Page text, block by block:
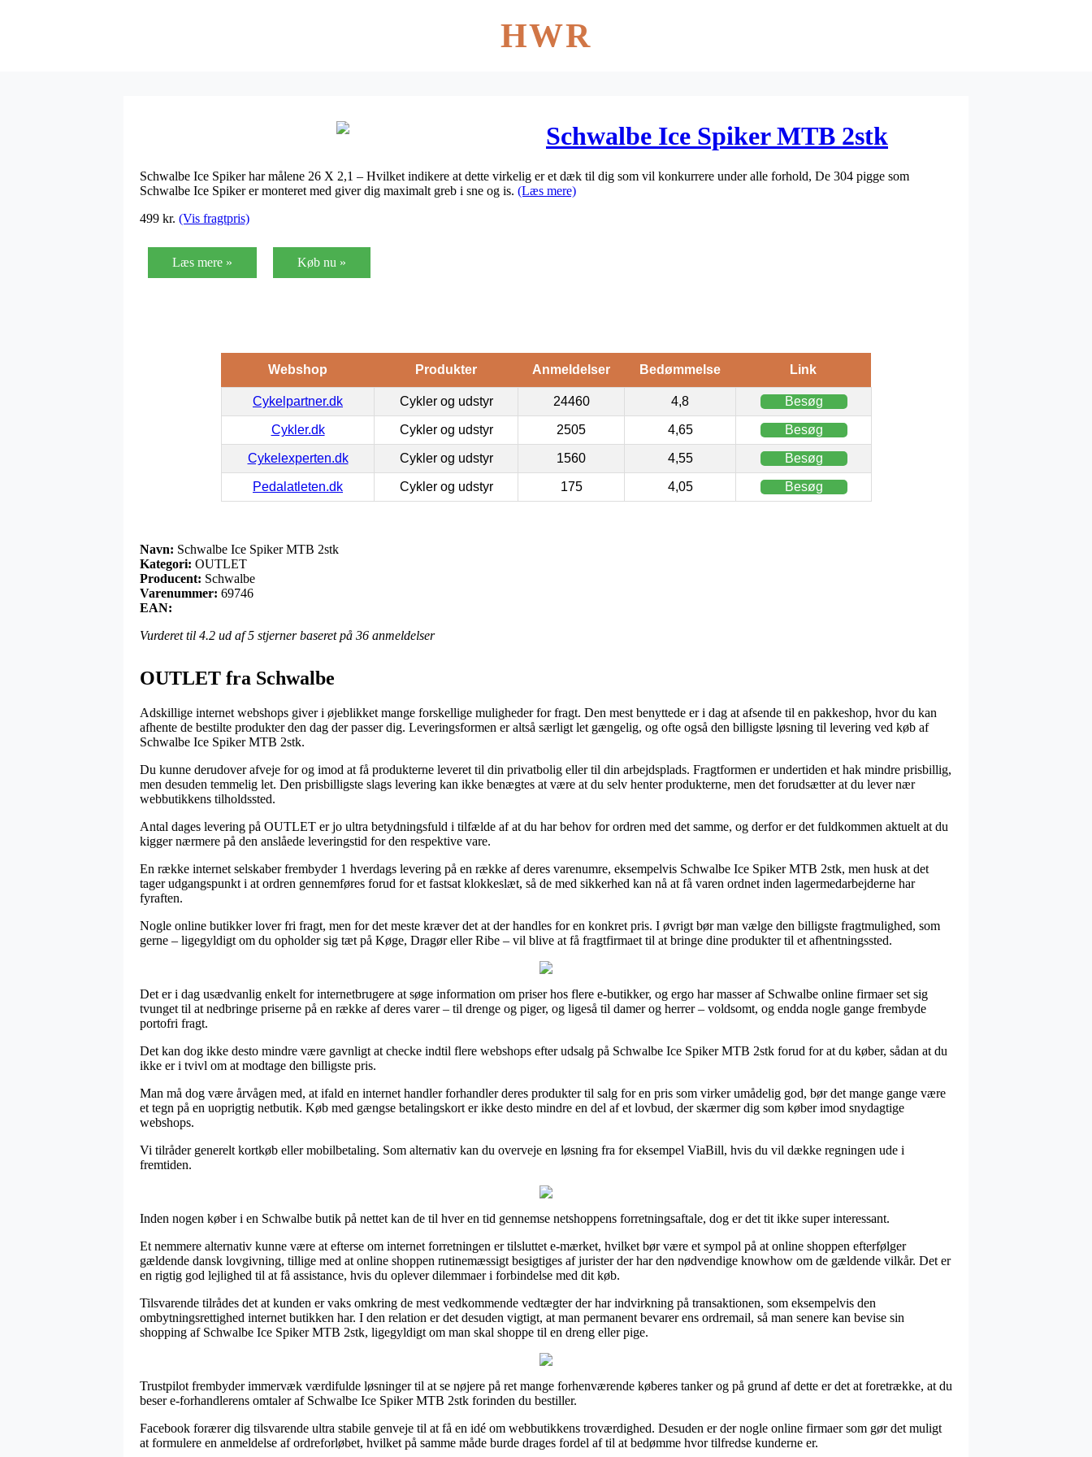
HWR
Schwalbe Ice Spiker MTB 2stk
Schwalbe Ice Spiker har målene 26 X 2,1 – Hvilket indikere at dette virkelig er et dæk til dig som vil konkurrere under alle forhold, De 304 pigge som
Schwalbe Ice Spiker er monteret med giver dig maximalt greb i sne og is. (Læs mere)
499 kr. (Vis fragtpris)
Læs mere » Køb nu »
Webshop Produkter Anmeldelser Bedømmelse Link
Cykelpartner.dk Cykler og udstyr 24460 4,8 Besøg
Cykler.dk Cykler og udstyr 2505 4,65 Besøg
Cykelexperten.dk Cykler og udstyr 1560 4,55 Besøg
Pedalatleten.dk Cykler og udstyr 175 4,05 Besøg
Navn: Schwalbe Ice Spiker MTB 2stk
Kategori: OUTLET
Producent: Schwalbe
Varenummer: 69746
EAN:
Vurderet til 4.2 ud af 5 stjerner baseret på 36 anmeldelser
OUTLET fra Schwalbe
Adskillige internet webshops giver i øjeblikket mange forskellige muligheder for fragt. Den mest benyttede er i dag at afsende til en pakkeshop, hvor du kan
afhente de bestilte produkter den dag der passer dig. Leveringsformen er altså særligt let gængelig, og ofte også den billigste løsning til levering ved køb af
Schwalbe Ice Spiker MTB 2stk.
Du kunne derudover afveje for og imod at få produkterne leveret til din privatbolig eller til din arbejdsplads. Fragtformen er undertiden et hak mindre prisbillig,
men desuden temmelig let. Den prisbilligste slags levering kan ikke benægtes at være at du selv henter produkterne, men det forudsætter at du lever nær
webbutikkens tilholdssted.
Antal dages levering på OUTLET er jo ultra betydningsfuld i tilfælde af at du har behov for ordren med det samme, og derfor er det fuldkommen aktuelt at du
kigger nærmere på den anslåede leveringstid for den respektive vare.
En række internet selskaber frembyder 1 hverdags levering på en række af deres varenumre, eksempelvis Schwalbe Ice Spiker MTB 2stk, men husk at det
tager udgangspunkt i at ordren gennemføres forud for et fastsat klokkeslæt, så de med sikkerhed kan nå at få varen ordnet inden lagermedarbejderne har
fyraften.
Nogle online butikker lover fri fragt, men for det meste kræver det at der handles for en konkret pris. I øvrigt bør man vælge den billigste fragtmulighed, som
gerne – ligegyldigt om du opholder sig tæt på Køge, Dragør eller Ribe – vil blive at få fragtfirmaet til at bringe dine produkter til et afhentningssted.
Det er i dag usædvanlig enkelt for internetbrugere at søge information om priser hos flere e-butikker, og ergo har masser af Schwalbe online firmaer set sig
tvunget til at nedbringe priserne på en række af deres varer – til drenge og piger, og ligeså til damer og herrer – voldsomt, og endda nogle gange frembyde
portofri fragt.
Det kan dog ikke desto mindre være gavnligt at checke indtil flere webshops efter udsalg på Schwalbe Ice Spiker MTB 2stk forud for at du køber, sådan at du
ikke er i tvivl om at modtage den billigste pris.
Man må dog være årvågen med, at ifald en internet handler forhandler deres produkter til salg for en pris som virker umådelig god, bør det mange gange være
et tegn på en uoprigtig netbutik. Køb med gængse betalingskort er ikke desto mindre en del af et lovbud, der skærmer dig som køber imod snydagtige
webshops.
Vi tilråder generelt kortkøb eller mobilbetaling. Som alternativ kan du overveje en løsning fra for eksempel ViaBill, hvis du vil dække regningen ude i
fremtiden.
Inden nogen køber i en Schwalbe butik på nettet kan de til hver en tid gennemse netshoppens forretningsaftale, dog er det tit ikke super interessant.
Et nemmere alternativ kunne være at efterse om internet forretningen er tilsluttet e-mærket, hvilket bør være et sympol på at online shoppen efterfølger
gældende dansk lovgivning, tillige med at online shoppen rutinemæssigt besigtiges af jurister der har den nødvendige knowhow om de gældende vilkår. Det er
en rigtig god lejlighed til at få assistance, hvis du oplever dilemmaer i forbindelse med dit køb.
Tilsvarende tilrådes det at kunden er vaks omkring de mest vedkommende vedtægter der har indvirkning på transaktionen, som eksempelvis den
ombytningsrettighed internet butikken har. I den relation er det desuden vigtigt, at man permanent bevarer ens ordremail, så man senere kan bevise sin
shopping af Schwalbe Ice Spiker MTB 2stk, ligegyldigt om man skal shoppe til en dreng eller pige.
Trustpilot frembyder immervæk værdifulde løsninger til at se nøjere på ret mange forhenværende køberes tanker og på grund af dette er det at foretrække, at du
beser e-forhandlerens omtaler af Schwalbe Ice Spiker MTB 2stk forinden du bestiller.
Facebook forærer dig tilsvarende ultra stabile genveje til at få en idé om webbutikkens troværdighed. Desuden er der nogle online firmaer som gør det muligt
at formulere en anmeldelse af ordreforløbet, hvilket på samme måde burde drages fordel af til at bedømme hvor tilfredse kunderne er.